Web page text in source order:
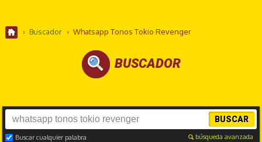
› Buscador › Whatsapp Tonos Tokio Revenger
BUSCADOR
BUSCAR
Buscar cualquier palabra búsqueda avanzada